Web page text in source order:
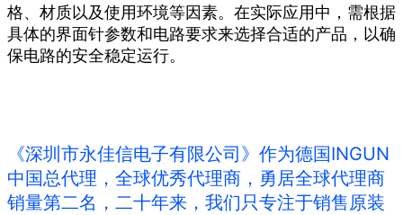
格、材质以及使用环境等因素。在实际应用中，需根据
具体的界面针参数和电路要求来选择合适的产品，以确
保电路的安全稳定运行。
《深圳市永佳信电子有限公司》作为德国INGUN
中国总代理，全球优秀代理商，勇居全球代理商
销量第二名，二十年来，我们只专注于销售原装